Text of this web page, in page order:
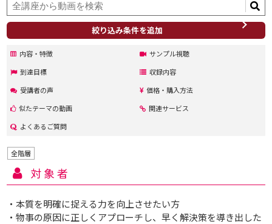
絞り込み条件を追加
内容・特徴
サンプル視聴
到達目標
収録内容
受講者の声
価格・購入方法
似たテーマの動画
関連サービス
よくあるご質問
全階層
対象者
・本質を明確に捉える力を向上させたい方
・物事の原因に正しくアプローチし、早く解決策を導き出した